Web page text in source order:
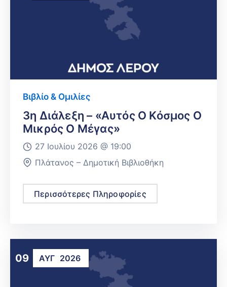
Βιβλίο & Ομιλίες
3η Διάλεξη – «Αυτός Ο Κόσμος Ο
Μικρός Ο Μέγας»
27 Ιουλίου 2026 @ 19:00
Πλάτανος – Δημοτική Βιβλιοθήκη
Περισσότερες Πληροφορίες
09 ΑΥΓ 2026